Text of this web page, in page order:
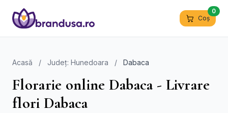
Coș
0
Acasă / Județ: Hunedoara / Dabaca
Florarie online Dabaca - Livrare
flori Dabaca